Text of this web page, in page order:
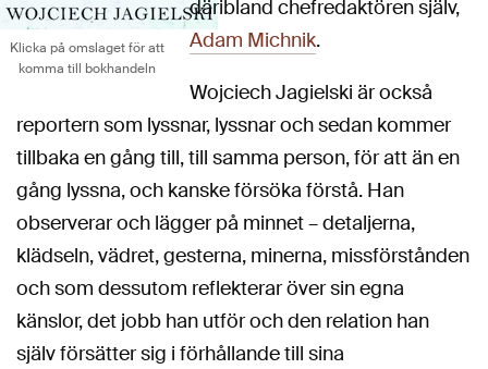
Klicka på omslaget för att
komma till bokhandeln
däribland chefredaktören själv,
Adam Michnik.
Wojciech Jagielski är också
reportern som lyssnar, lyssnar och sedan kommer
tillbaka en gång till, till samma person, för att än en
gång lyssna, och kanske försöka förstå. Han
observerar och lägger på minnet – detaljerna,
klädseln, vädret, gesterna, minerna, missförstånden
och som dessutom reflekterar över sin egna
känslor, det jobb han utför och den relation han
själv försätter sig i förhållande till sina